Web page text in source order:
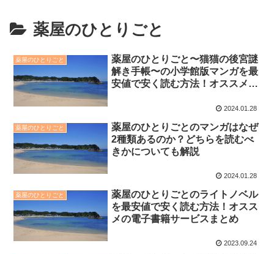
薬屋のひとりごと
薬屋のひとりごと
薬屋のひとりごと〜猫猫の後宮謎
解き手帳〜の小学館版マンガを最
安値で安く読む方法！オススメの
2024.01.28
薬屋のひとりごと
薬屋のひとりごとのマンガはなぜ
2種類あるのか？どちらを読むべ
きかについても解説
2024.01.28
薬屋のひとりごと
薬屋のひとりごとのライトノベル
を最安値で安く読む方法！オスス
メの電子書籍サービスまとめ
2023.09.24